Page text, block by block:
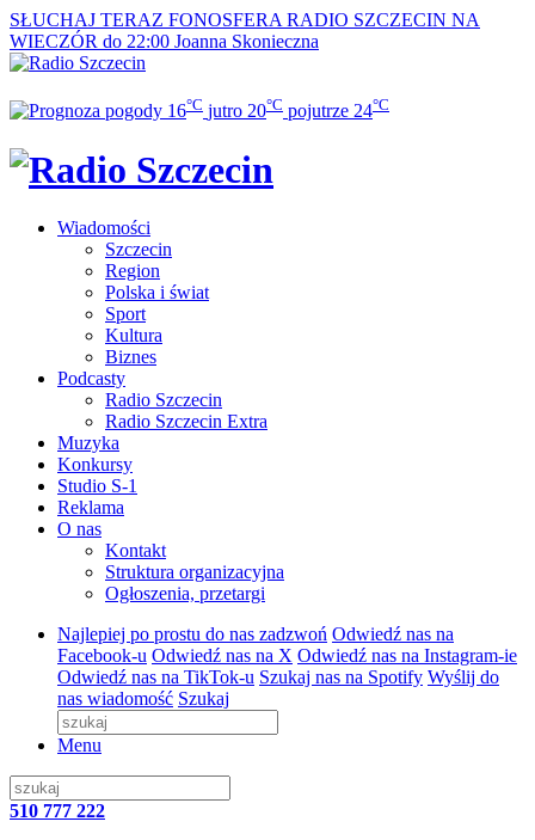
SŁUCHAJ TERAZ FONOSFERA RADIO SZCZECIN NA
WIECZÓR do 22:00 Joanna Skonieczna
16°C jutro 20°C pojutrze 24°C
Wiadomości
Szczecin
Region
Polska i świat
Sport
Kultura
Biznes
Podcasty
Radio Szczecin
Radio Szczecin Extra
Muzyka
Konkursy
Studio S-1
Reklama
O nas
Kontakt
Struktura organizacyjna
Ogłoszenia, przetargi
Najlepiej po prostu do nas zadzwoń Odwiedź nas na
Facebook-u Odwiedź nas na X Odwiedź nas na Instagram-ie
Odwiedź nas na TikTok-u Szukaj nas na Spotify Wyślij do
nas wiadomość Szukaj
Menu
510 777 222